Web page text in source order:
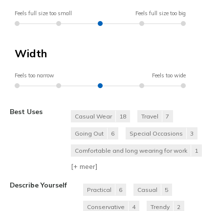
Feels full size too small Feels full size too big
Width
Feels too narrow Feels too wide
Best Uses
Casual Wear 18 Travel 7
Going Out 6 Special Occasions 3
Comfortable and long wearing for work 1
[+ meer]
Describe Yourself
Practical 6 Casual 5
Conservative 4 Trendy 2